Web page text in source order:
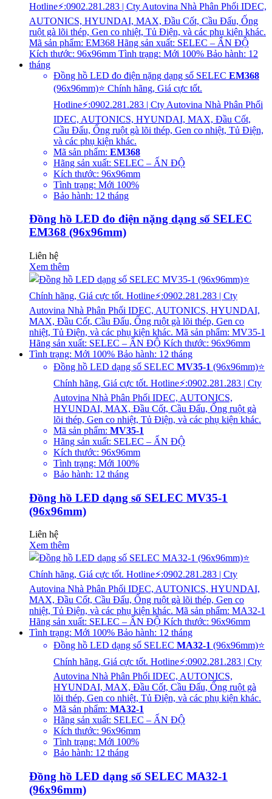
Đồng hồ LED đo điện nặng dạng số SELEC EM368
(96x96mm)⭐ Chính hãng, Giá cực tốt.
Hotline⚡:0902.281.283 | Cty Autovina Nhà Phân Phối
IDEC, AUTONICS, HYUNDAI, MAX, Đầu Cốt,
Cầu Đấu, Ống ruột gà lõi thép, Gen co nhiệt, Tủ Điện,
và các phụ kiện khác.
Mã sản phẩm: EM368
Hãng sản xuất: SELEC – ẤN ĐỘ
Kích thước: 96x96mm
Tình trạng: Mới 100%
Bảo hành: 12 tháng
Đồng hồ LED đo điện nặng dạng số SELEC
EM368 (96x96mm)
Liên hệ
Xem thêm
Đồng hồ LED dạng số SELEC MV35-1 (96x96mm)⭐
Chính hãng, Giá cực tốt. Hotline⚡:0902.281.283 | Cty
Autovina Nhà Phân Phối IDEC, AUTONICS,
HYUNDAI, MAX, Đầu Cốt, Cầu Đấu, Ống ruột gà
lõi thép, Gen co nhiệt, Tủ Điện, và các phụ kiện khác.
Mã sản phẩm: MV35-1
Hãng sản xuất: SELEC – ẤN ĐỘ
Kích thước: 96x96mm
Tình trạng: Mới 100%
Bảo hành: 12 tháng
Đồng hồ LED dạng số SELEC MV35-1
(96x96mm)
Liên hệ
Xem thêm
Đồng hồ LED dạng số SELEC MA32-1 (96x96mm)⭐
Chính hãng, Giá cực tốt. Hotline⚡:0902.281.283 | Cty
Autovina Nhà Phân Phối IDEC, AUTONICS,
HYUNDAI, MAX, Đầu Cốt, Cầu Đấu, Ống ruột gà
lõi thép, Gen co nhiệt, Tủ Điện, và các phụ kiện khác.
Mã sản phẩm: MA32-1
Hãng sản xuất: SELEC – ẤN ĐỘ
Kích thước: 96x96mm
Tình trạng: Mới 100%
Bảo hành: 12 tháng
Đồng hồ LED dạng số SELEC MA32-1
(96x96mm)